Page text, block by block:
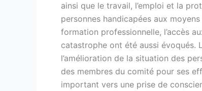
ainsi que le travail, l’emploi et la
personnes handicapées aux
formation professionnelle, l’accès
catastrophe ont été aussi évoqués.
l’amélioration de la situation des
des membres du comité pour ses
important vers une prise de